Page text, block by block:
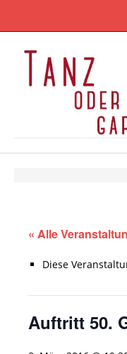
« Alle
Diese
Auftritt 50.